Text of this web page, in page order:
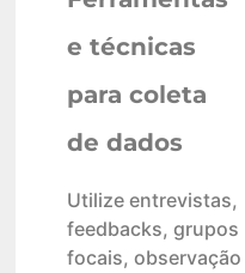
e técnicas
para coleta
de dados
Utilize entrevistas,
feedbacks, grupos
focais, observação